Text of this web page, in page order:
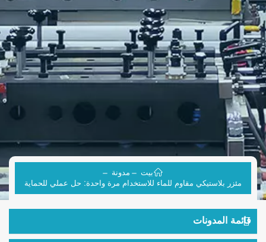
بيت
مدونة
مئزر بلاستيكي مقاوم للماء للاستخدام مرة واحدة: حل عملي للحماية
قائمة المدونات